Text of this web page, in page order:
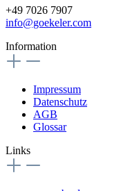
+49 7026 7907
info@goekeler.com
Information
Impressum
Datenschutz
AGB
Glossar
Links